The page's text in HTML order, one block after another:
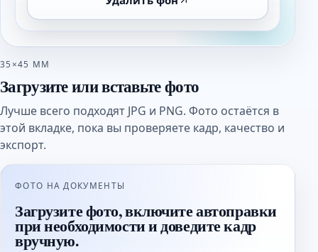
35×45 ММ
Загрузите или вставьте фото
Лучше всего подходят JPG и PNG. Фото остаётся в
этой вкладке, пока вы проверяете кадр, качество и
экспорт.
ФОТО НА ДОКУМЕНТЫ
Загрузите фото, включите автоправки
при необходимости и доведите кадр
вручную.